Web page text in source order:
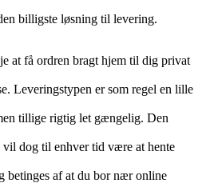
billigste løsning til levering.
at få ordren bragt hjem til dig privat
Leveringstypen er som regel en lille
tillige rigtig let gængelig. Den
dog til enhver tid være at hente
betinges af at du bor nær online